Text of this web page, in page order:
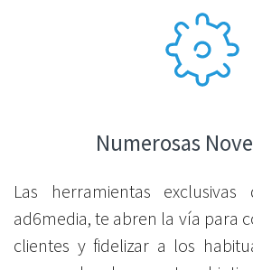
Numerosas
Las herramientas exclusivas
ad6media, te abren la vía para
clientes y fidelizar a los